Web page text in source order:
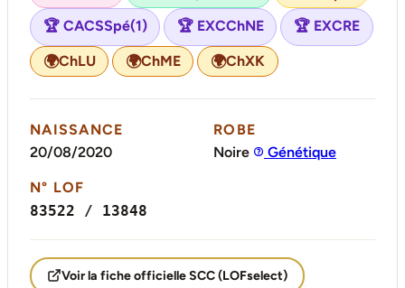
🏆 CACSSpé(1)
🏆 EXCChNE 🏆 EXCRE
🌍ChLU 🌍ChME 🌍ChXK
NAISSANCE
20/08/2020
ROBE
Noire
Génétique
N° LOF
83522 / 13848
Voir la fiche officielle SCC (LOFselect)